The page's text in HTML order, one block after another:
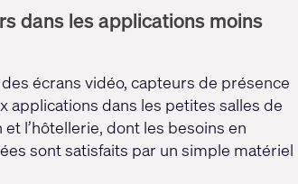
dans les applications moins
écrans vidéo, capteurs de présence
applications dans les petites salles de
l’hôtellerie, dont les besoins en
sont satisfaits par un simple matériel